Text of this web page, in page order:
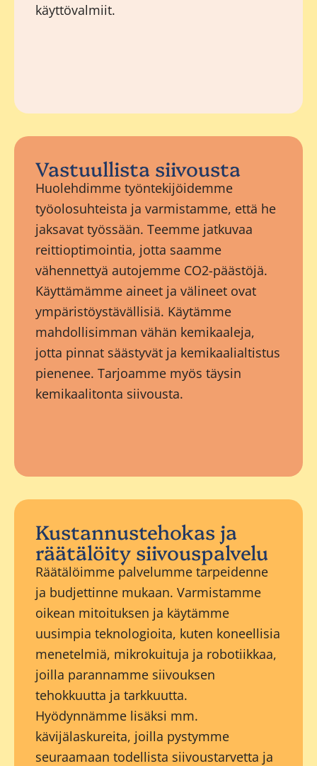
käyttövalmiit.
Vastuullista siivousta
Huolehdimme työntekijöidemme
työolosuhteista ja varmistamme, että he
jaksavat työssään. Teemme jatkuvaa
reittioptimointia, jotta saamme
vähennettyä autojemme CO2-päästöjä.
Käyttämämme aineet ja välineet ovat
ympäristöystävällisiä. Käytämme
mahdollisimman vähän kemikaaleja,
jotta pinnat säästyvät ja kemikaalialtistus
pienenee. Tarjoamme myös täysin
kemikaalitonta siivousta.
Kustannustehokas ja
räätälöity siivouspalvelu
Räätälöimme palvelumme tarpeidenne
ja budjettinne mukaan. Varmistamme
oikean mitoituksen ja käytämme
uusimpia teknologioita, kuten koneellisia
menetelmiä, mikrokuituja ja robotiikkaa,
joilla parannamme siivouksen
tehokkuutta ja tarkkuutta.
Hyödynnämme lisäksi mm.
kävijälaskureita, joilla pystymme
seuraamaan todellista siivoustarvetta ja